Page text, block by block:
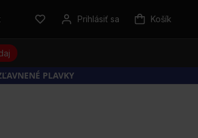
Prihlásiť sa Košík
PLAVKY